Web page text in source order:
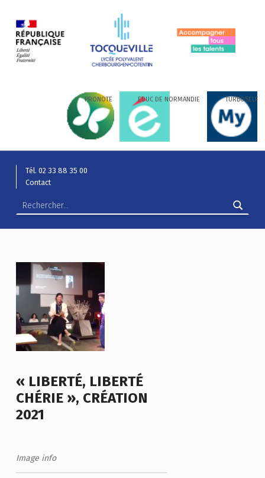
PRONOTE EDUC DE NORMANDIE TURBOSELF
Tél. 02 33 88 35 00
Contact
« LIBERTÉ, LIBERTÉ
CHÉRIE », CRÉATION
2021
Image info